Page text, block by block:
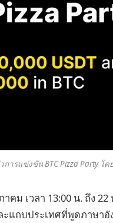
การแข่งขัน BTC Pizza Party โ
คม เวลา 13:00 น. ถึง
ะแถบประเทศที่พูดภาษา